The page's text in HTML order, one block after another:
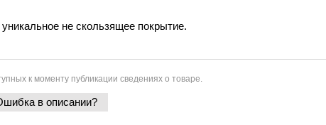
не скользящее покрытие.
к моменту публикации сведениях о товаре.
в описании?